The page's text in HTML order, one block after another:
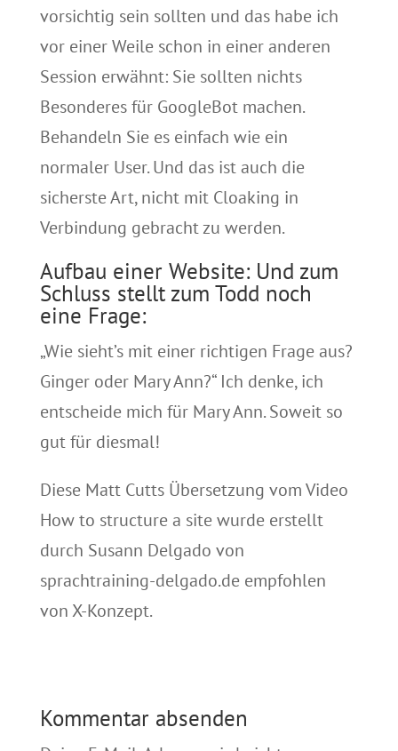
vorsichtig sein sollten und das habe ich
vor einer Weile schon in einer anderen
Session erwähnt: Sie sollten nichts
Besonderes für GoogleBot machen.
Behandeln Sie es einfach wie ein
normaler User. Und das ist auch die
sicherste Art, nicht mit Cloaking in
Verbindung gebracht zu werden.
Aufbau einer Website: Und zum
Schluss stellt zum Todd noch
eine Frage:
„Wie sieht’s mit einer richtigen Frage aus?
Ginger oder Mary Ann?“ Ich denke, ich
entscheide mich für Mary Ann. Soweit so
gut für diesmal!
Diese Matt Cutts Übersetzung vom Video
How to structure a site wurde erstellt
durch Susann Delgado von
sprachtraining-delgado.de empfohlen
von X-Konzept.
Kommentar absenden